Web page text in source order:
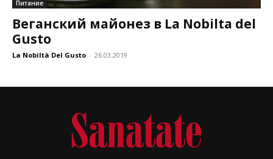
Питание
Веганский майонез в La Nobilta del
Gusto
La Nobiltà Del Gusto - 26.03.2019